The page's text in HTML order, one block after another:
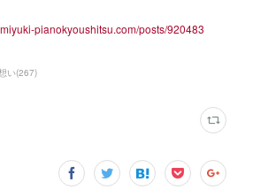
pianokyoushitsu.com/posts/920483
い(267)